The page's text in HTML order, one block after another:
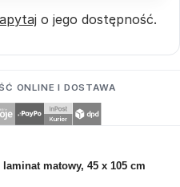
o jego dostępność.
ONLINE I DOSTAWA
matowy, 45 x 105 cm